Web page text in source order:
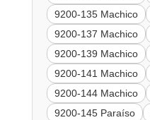
9200-135 Machico
9200-137 Machico
9200-139 Machico
9200-141 Machico
9200-144 Machico
9200-145 Paraíso